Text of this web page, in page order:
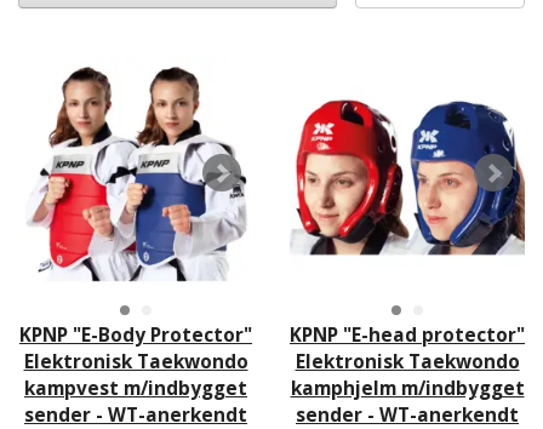
KPNP "E-Body Protector"
Elektronisk Taekwondo
kampvest m/indbygget
sender - WT-anerkendt
KPNP "E-head protector"
Elektronisk Taekwondo
kamphjelm m/indbygget
sender - WT-anerkendt